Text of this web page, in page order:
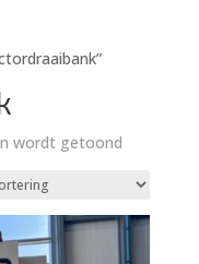
wordt getoond